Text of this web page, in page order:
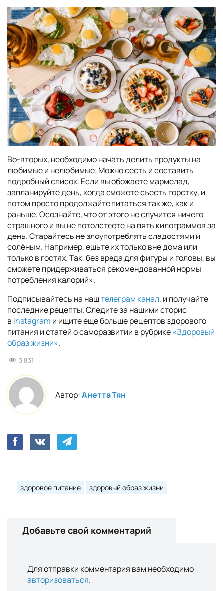
Во-вторых, необходимо начать делить продукты на
любимые и нелюбимые. Можно сесть и составить
подробный список. Если вы обожаете мармелад,
запланируйте день, когда сможете съесть горстку, и
потом просто продолжайте питаться так же, как и
раньше. Осознайте, что от этого не случится ничего
страшного и вы не потолстеете на пять килограммов за
день. Старайтесь не злоупотреблять сладостями и
солёным. Например, ешьте их только вне дома или
только в гостях. Так, без вреда для фигуры и головы, вы
сможете придерживаться рекомендованной нормы
потребления калорий».
Подписывайтесь на наштелеграм канал, и получайте
последние рецепты. Следите за нашими сторис
в Instagram и ищите еще больше рецептов здорового
питания и статей о саморазвитии в рубрике«Здоровый
образ жизни».
3 831
Автор:Анетта Тян
здоровое питание здоровый образ жизни
Добавьте свой комментарий
Для отправки комментария вам необходимо
авторизоваться.